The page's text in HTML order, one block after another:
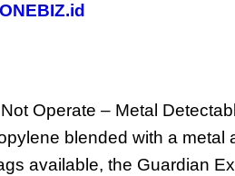
ONEBIZ.id
Operate – Metal
blended with a metal
available, the Guardian